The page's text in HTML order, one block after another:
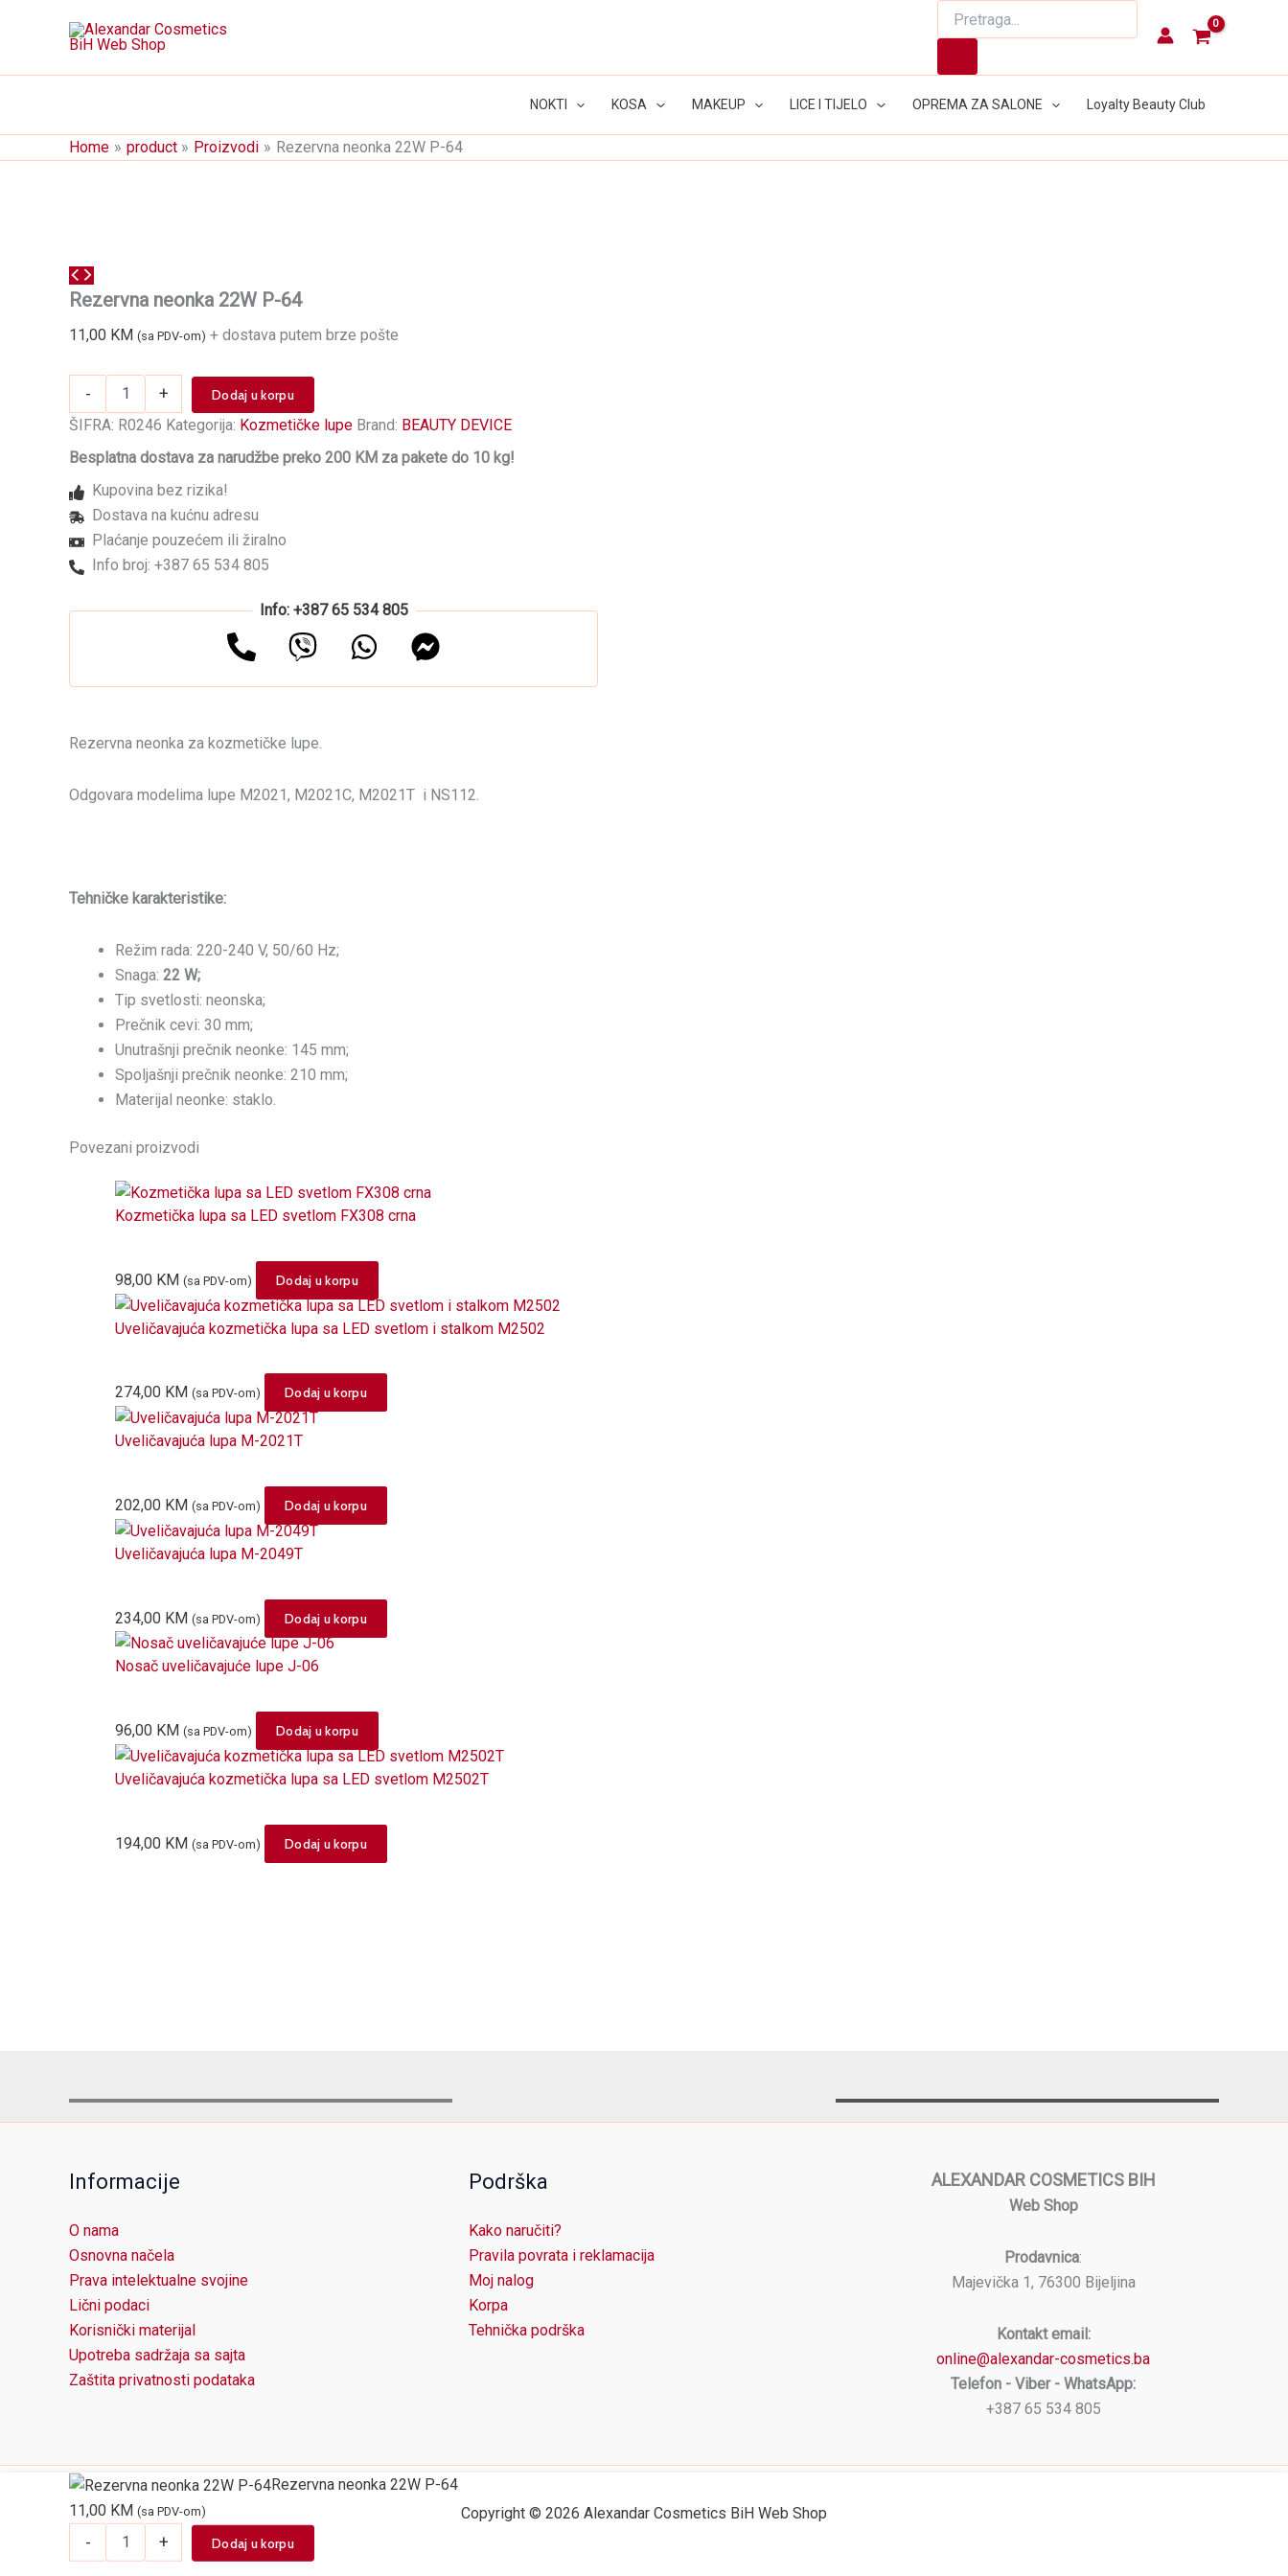
search
NOKTI KOSA MAKEUP LICE I TIJELO OPREMA ZA SALONE Loyalty Beauty Club
Home product Proizvodi Rezervna neonka 22W P-64
Rezervna neonka 22W P-64
11,00 KM (sa PDV-om) + dostava putem brze pošte
-
22W
64
+ Dodaj u korpu
ŠIFRA: R0246 Kategorija: Kozmetičke lupe Brand: BEAUTY DEVICE
Besplatna dostava za narudžbe preko 200 KM za pakete do 10 kg!
Kupovina bez rizika!
Dostava na kućnu adresu
Plaćanje pouzećem ili žiralno
Info broj: +387 65 534 805
Info: +387 65 534 805
Rezervna neonka za kozmetičke lupe.
Odgovara modelima lupe M2021, M2021C, M2021T i NS112.
Tehničke karakteristike:
Režim rada: 220-240 V, 50/60 Hz;
Snaga: 22 W;
Tip svetlosti: neonska;
Prečnik cevi: 30 mm;
Unutrašnji prečnik neonke: 145 mm;
Spoljašnji prečnik neonke: 210 mm;
Materijal neonke: staklo.
Povezani proizvodi
Kozmetička lupa sa LED svetlom FX308 crna
98,00 KM (sa PDV-om) Dodaj u korpu
Uveličavajuća kozmetička lupa sa LED svetlom i stalkom M2502
274,00 KM (sa PDV-om) Dodaj u korpu
Uveličavajuća lupa M-2021T
202,00 KM (sa PDV-om) Dodaj u korpu
Uveličavajuća lupa M-2049T
234,00 KM (sa PDV-om) Dodaj u korpu
Nosač uveličavajuće lupe J-06
96,00 KM (sa PDV-om) Dodaj u korpu
Uveličavajuća kozmetička lupa sa LED svetlom M2502T
194,00 KM (sa PDV-om) Dodaj u korpu
Informacije
O nama
Osnovna načela
Prava intelektualne svojine
Lični podaci
Korisnički materijal
Upotreba sadržaja sa sajta
Zaštita privatnosti podataka
Podrška
Kako naručiti?
Pravila povrata i reklamacija
Moj nalog
Korpa
Tehnička podrška
ALEXANDAR COSMETICS BIH
Web Shop
Prodavnica:
Majevička 1, 76300 Bijeljina
Kontakt email:
online@alexandar-cosmetics.ba
Telefon - Viber - WhatsApp:
+387 65 534 805
Copyright © 2026 Alexandar Cosmetics BiH Web Shop
Rezervna neonka 22W P-64
11,00 KM (sa PDV-om)
-
Rezervna
+ Dodaj u korpu